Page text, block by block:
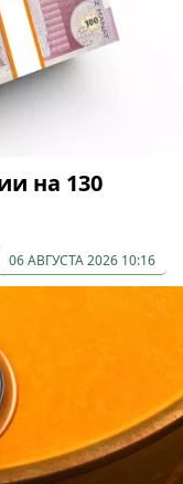
на 130
06 АВГУСТА 2026 10:16